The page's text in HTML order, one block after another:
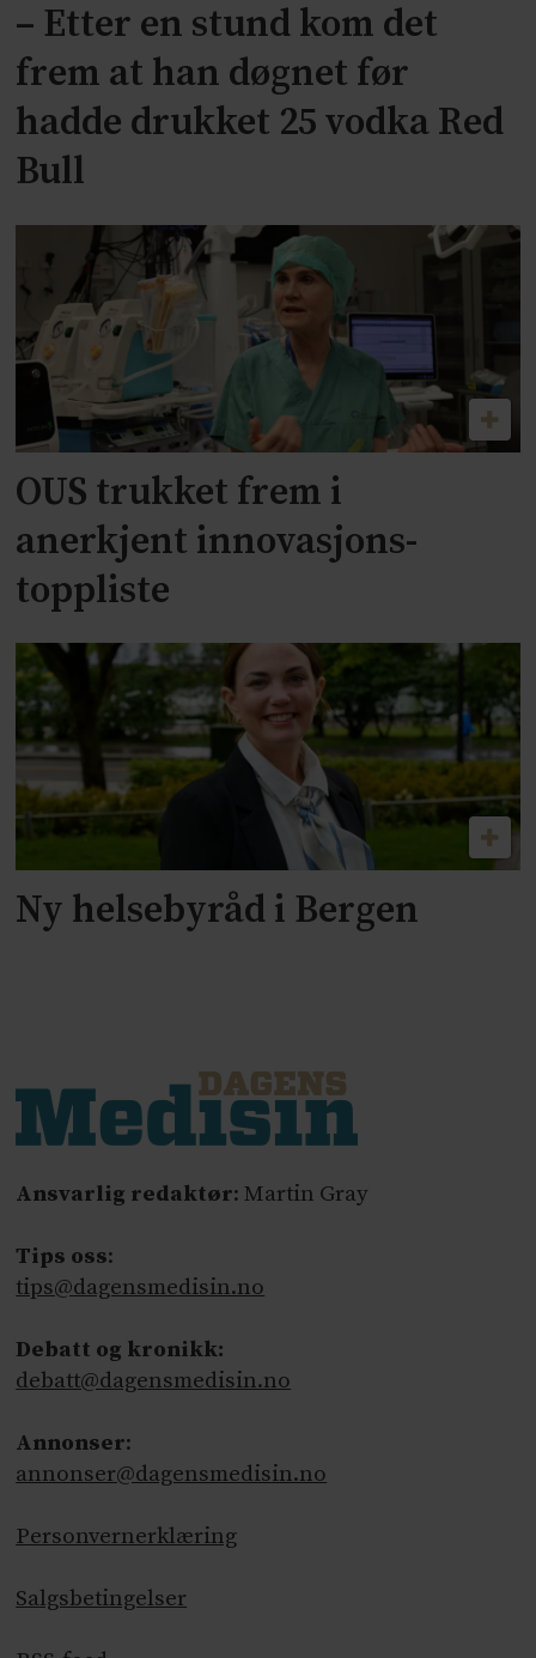
– Etter en stund kom det
frem at han døgnet før
hadde drukket 25 vodka Red
Bull
OUS trukket frem i
anerkjent innovasjons-
toppliste
Ny helsebyråd i Bergen
Ansvarlig redaktør: Martin Gray
Tips oss:
tips@dagensmedisin.no
Debatt og kronikk:
debatt@dagensmedisin.no
Annonser:
annonser@dagensmedisin.no
Personvernerklæring
Salgsbetingelser